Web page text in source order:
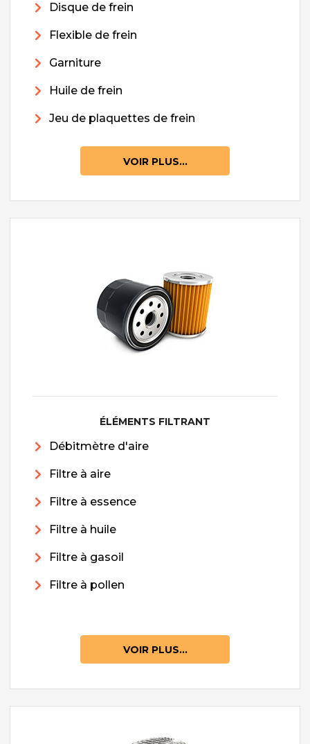
Disque de frein
Flexible de frein
Garniture
Huile de frein
Jeu de plaquettes de frein
VOIR PLUS...
ÉLÉMENTS FILTRANT
Débitmètre d'aire
Filtre à aire
Filtre à essence
Filtre à huile
Filtre à gasoil
Filtre à pollen
VOIR PLUS...